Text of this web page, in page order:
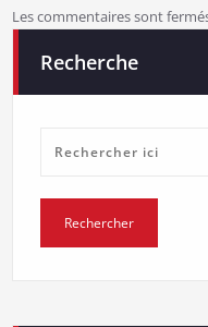
Les commentaires sont
Recherche